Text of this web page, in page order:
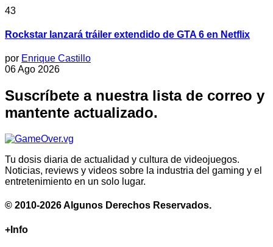
43
Rockstar lanzará tráiler extendido de GTA 6 en Netflix
por Enrique Castillo
06 Ago 2026
Suscríbete a nuestra lista de correo y
mantente actualizado.
Tu dosis diaria de actualidad y cultura de videojuegos.
Noticias, reviews y videos sobre la industria del gaming y el
entretenimiento en un solo lugar.
© 2010-2026 Algunos Derechos Reservados.
+Info